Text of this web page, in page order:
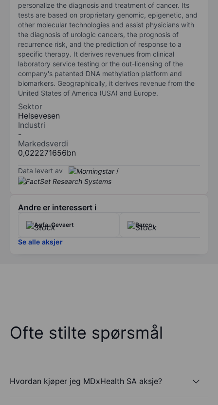
personalize the diagnosis and treatment of cancer. Its
tests are based on proprietary genomic, epigenetic, and
other molecular technologies and assist physicians with
the diagnosis of urologic cancers, the prognosis of
recurrence risk, and the prediction of response to a
specific therapy. It derives revenues from clinical
laboratory service testing or the out-licensing of the
company's patented DNA methylation platform and
biomarkers. Geographically, it derives revenue from the
United States of America (USA) and Europe.
Sektor
Helsevesen
Industri
-
Markedsverdi
0,022271656bn
Data levert av /
Andre er interessert i
Agfa-Gevaert Barco
Se alle aksjer
Ofte stilte spørsmål
Hvordan kjøper jeg MDxHealth SA aksje?